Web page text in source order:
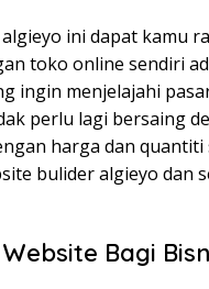
ini dapat kamu
toko online sendiri
ingin menjelajahi
perlu lagi bersaing
harga dan
bulider algieyo dan
Bagi